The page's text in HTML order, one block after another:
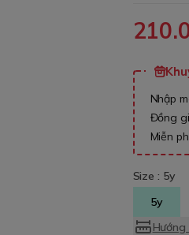
Nhập
Đồng
Miễn
Size : 5y
5y